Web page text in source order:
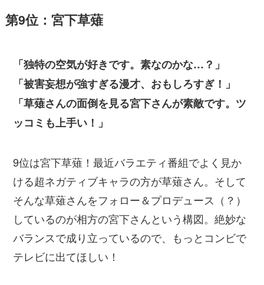
第9位：宮下草薙
「独特の空気が好きです。素なのかな…？」
「被害妄想が強すぎる漫才、おもしろすぎ！」
「草薙さんの面倒を見る宮下さんが素敵です。ツ
ッコミも上手い！」
9位は宮下草薙！最近バラエティ番組でよく見か
ける超ネガティブキャラの方が草薙さん。そして
そんな草薙さんをフォロー＆プロデュース（？）
しているのが相方の宮下さんという構図。絶妙な
バランスで成り立っているので、もっとコンビで
テレビに出てほしい！